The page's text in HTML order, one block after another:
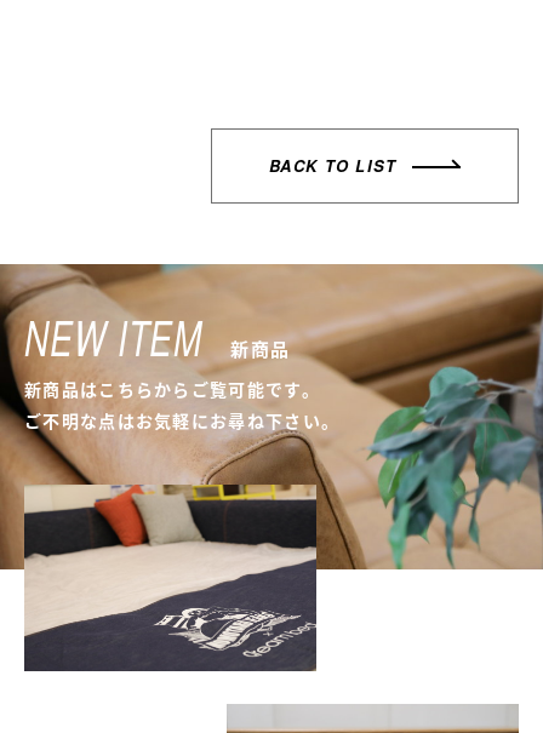
BACK TO LIST
NEW ITEM 新商品
新商品はこちらからご覧可能です。
ご不明な点はお気軽にお尋ね下さい。